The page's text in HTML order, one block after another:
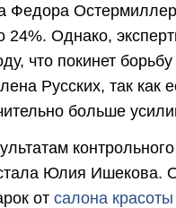
Федора
24%. Однако,
что покинет
Русских, так как
больше
контрольного
Юлия Ишекова.
от салона